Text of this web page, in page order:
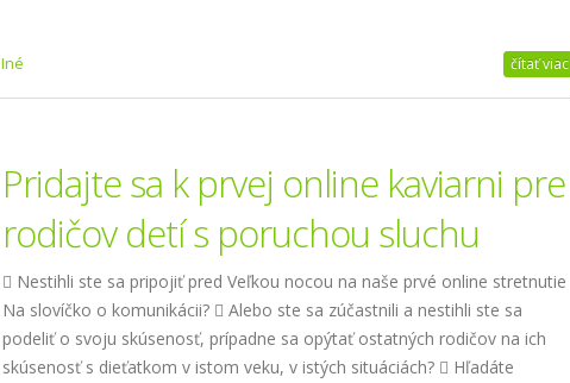
Iné čítať viac
Pridajte sa k prvej online kaviarni pre
rodičov detí s poruchou sluchu
 Nestihli ste sa pripojiť pred Veľkou nocou na naše prvé online stretnutie
Na slovíčko o komunikácii?  Alebo ste sa zúčastnili a nestihli ste sa
podeliť o svoju skúsenosť, prípadne sa opýtať ostatných rodičov na ich
skúsenosť s dieťatkom v istom veku, v istých situáciách?  Hľadáte